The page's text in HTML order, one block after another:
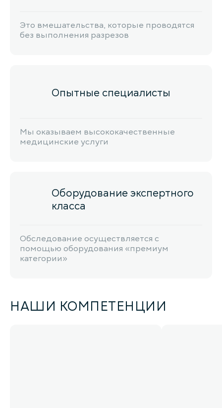
Это вмешательства, которые проводятся
без выполнения разрезов
Опытные специалисты
Мы оказываем высококачественные
медицинские услуги
Оборудование экспертного
класса
Обследование осуществляется с
помощью оборудования «премиум
категории»
НАШИ КОМПЕТЕНЦИИ